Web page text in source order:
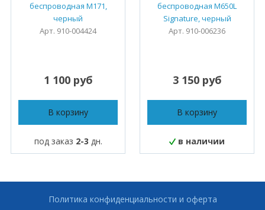
беспроводная M171,
черный
Арт. 910-004424
1 100 руб
В корзину
под заказ 2-3 дн.
беспроводная M650L
Signature, черный
Арт. 910-006236
3 150 руб
В корзину
в наличии
Политика конфиденциальности и оферта